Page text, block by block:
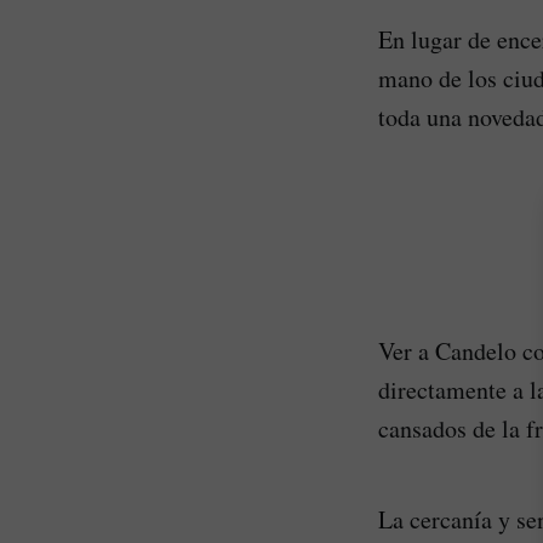
En lugar de
mano de los
toda una
Ver a Candelo
directamente a
cansados de la
La cercanía y